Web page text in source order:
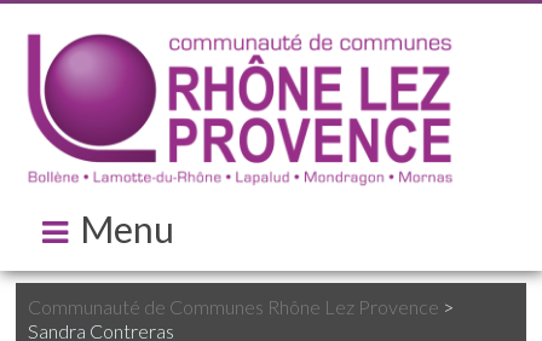
Menu
Communauté de Communes Rhône Lez Provence >
Sandra Contreras